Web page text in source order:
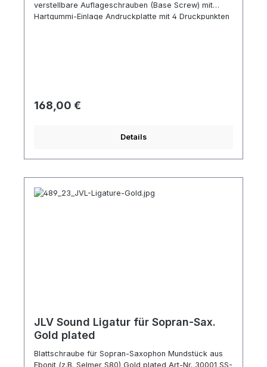
verstellbare Auflageschrauben (Base Screw) mit
Hartgummi-Einlage Andruckplatte mit 4 Druckpunkten
Regulärer Preis:
168,00 €
Details
JLV Sound Ligatur für Sopran-Sax.
Gold plated
Blattschraube für Sopran-Saxophon Mundstück aus
Ebonit (z.B. Selmer S80) Gold plated Art-Nr. 30001 SS-